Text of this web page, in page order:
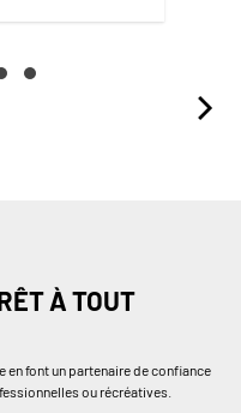
À TOUT
font un partenaire de confiance
ou récréatives.